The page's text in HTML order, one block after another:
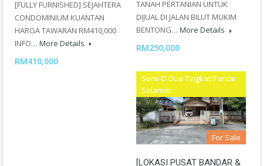
[FULLY FURNISHED] SEJAHTERA
CONDOMINIUM KUANTAN
HARGA TAWARAN RM410,000
INFO… More Details
RM410,000
TANAH PERTANIAN UNTUK
DIJUAL DI JALAN BILUT MUKIM
BENTONG… More Details
RM250,000
Semi-D Dua Tingkat Pantai
Selamat
For Sale
[LOKASI PUSAT BANDAR &